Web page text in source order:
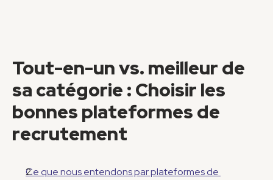
Tout-en-un vs. meilleur de
sa catégorie : Choisir les
bonnes plateformes de
recrutement
Ce que nous entendons par plateformes de